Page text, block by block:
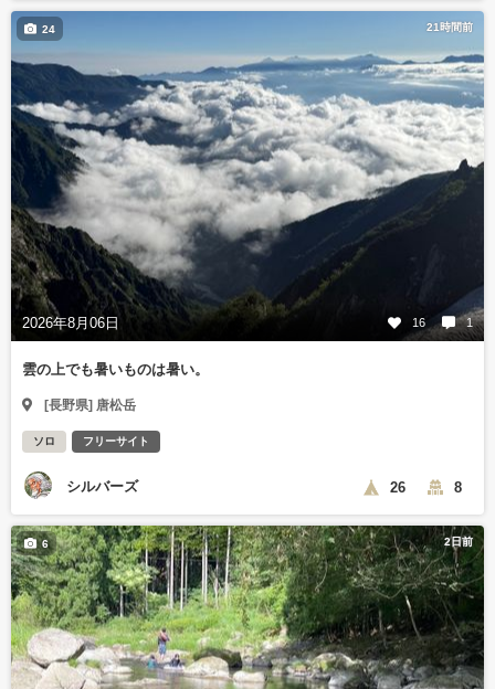
21時間前
2026年8月06日 16 1
24
雲の上でも暑いものは暑い。
[長野県] 唐松岳
ソロ フリーサイト
シルバーズ 26 8
2日前
6